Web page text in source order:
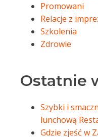
Promowani
Relacje z
Szkolenia
Zdrowie
Ostatnie
Szybki i
lunchową
Gdzie zjeść w